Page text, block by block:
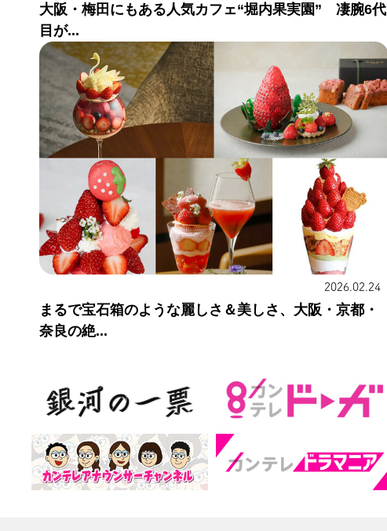
大阪・梅田にもある人気カフェ“堀内果実園” 凄腕6代
目が...
2026.02.24
まるで宝石箱のような麗しさ＆美しさ、大阪・京都・
奈良の絶...